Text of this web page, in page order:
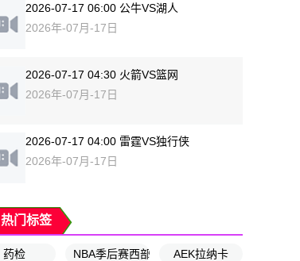
2026-07-17 06:00 公牛VS湖人
2026年-07月-17日
2026-07-17 04:30 火箭VS篮网
2026年-07月-17日
2026-07-17 04:00 雷霆VS独行侠
2026年-07月-17日
热门标签
药检 NBA季后赛西部决赛G1AEK拉纳卡